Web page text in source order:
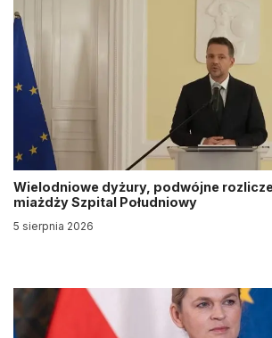
Wielodniowe dyżury, podwójne
miażdży Szpital Południowy
5 sierpnia 2026